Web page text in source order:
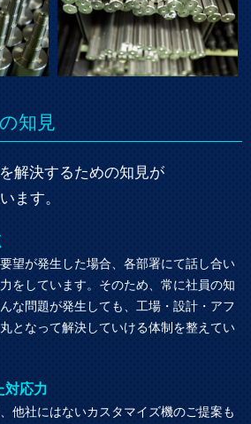
知見
解決するための知見が
ます。
望が発生した場合、各部署にて話し合い
をしています。そのため、常に社員の知
な問題が発生しても、工場・設計・アフ
となって解決していける体制を整えてい
対応力
他社にはないカスタマイズ機のご提案も